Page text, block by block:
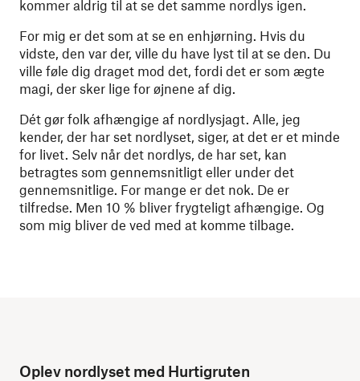
kommer aldrig til at se det samme nordlys igen.
For mig er det som at se en enhjørning. Hvis du
vidste, den var der, ville du have lyst til at se den. Du
ville føle dig draget mod det, fordi det er som ægte
magi, der sker lige for øjnene af dig.
Dét gør folk afhængige af nordlysjagt. Alle, jeg
kender, der har set nordlyset, siger, at det er et minde
for livet. Selv når det nordlys, de har set, kan
betragtes som gennemsnitligt eller under det
gennemsnitlige. For mange er det nok. De er
tilfredse. Men 10 % bliver frygteligt afhængige. Og
som mig bliver de ved med at komme tilbage.
Oplev nordlyset med Hurtigruten